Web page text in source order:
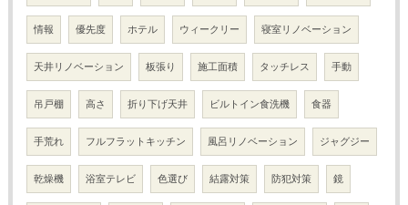
情報 優先度 ホテル ウィークリー 寝室リノベーション
天井リノベーション 板張り 施工面積 タッチレス 手動
吊戸棚 高さ 折り下げ天井 ビルトイン食洗機 食器
手荒れ フルフラットキッチン 風呂リノベーション ジャグジー
乾燥機 浴室テレビ 色選び 結露対策 防犯対策 鏡